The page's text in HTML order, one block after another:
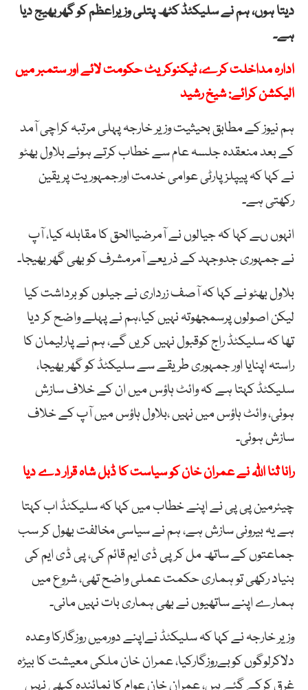
دیتا ہوں، ہم نے سلیکٹڈ کٹھ پتلی وزیراعظم کو گھربھیج دیا
ہے۔
ادارہ مداخلت کرے، ٹیکنوکریٹ حکومت لائے اور ستمبر میں
الیکشن کرائے: شیخ رشید
ہم نیوز کے مطابق بحیثیت وزیر خارجہ پہلی مرتبہ کراچی آمد
کے بعد منعقدہ جلسہ عام سے خطاب کرتے ہوئے بلاول بھٹو
نے کہا کہ پیپلزپارٹی عوامی خدمت اورجمہوریت پریقین
رکھتی ہے۔
انہوں ںے کہا کہ جیالوں نے آمرضیاالحق کا مقابلہ کیا، آپ
نے جمہوری جدوجہد کے ذریعے آمرمشرف کو بھی گھر بھیجا۔
بلاول بھٹو نے کہا کہ آصف زرداری نے جیلوں کو برداشت کیا
لیکن اصولوں پرسمجھوتہ نہیں کیا،ہم نے پہلے واضح کر دیا
تھا کہ سلیکٹڈ راج کوقبول نہیں کریں گے، ہم نے پارلیمان کا
راستہ اپنایا اور جمہوری طریقے سے سلیکٹڈ کو گھر بھیجا،
سلیکٹڈ کہتا ہے کہ وائٹ ہاؤس میں ان کے خلاف سازش
ہوئی، وائٹ ہاؤس میں نہیں ،بلاول ہاؤس میں آپ کے خلاف
سازش ہوئی۔
رانا ثنا اللّٰہ نے عمران خان کو سیاست کا ڈبل شاہ قرار دے دیا
چیئرمین پی پی نے اپنے خطاب میں کہا کہ سلیکٹڈ اب کہتا
ہے یہ بیرونی سازش ہے، ہم نے سیاسی مخالفت بھول کر سب
جماعتوں کے ساتھ مل کر پی ڈی ایم قائم کی، پی ڈی ایم کی
بنیاد رکھی تو ہماری حکمت عملی واضح تھی، شروع میں
ہمارے اپنے ساتھیوں نے بھی ہماری بات نہیں مانی۔
وزیر خارجہ نے کہا کہ سلیکٹڈ نےاپنے دورمیں روزگارکا وعدہ
دلاکرلوگوں کوبےروزگارکیا، عمران خان ملکی معیشت کا بیڑہ
غرق کرکے گئے ہیں، عمران خان عوام کا نمائندہ کبھی نہیں